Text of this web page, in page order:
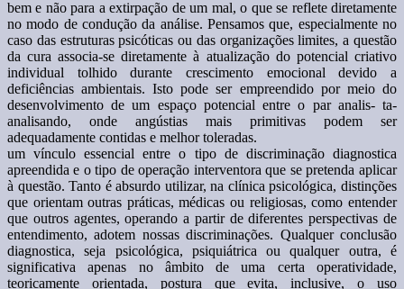
bem e não para a extirpação de um mal, o que se reflete diretamente
no modo de condução da análise. Pensamos que, especialmente no
caso das estruturas psicóticas ou das organizações limites, a questão
da cura associa-se diretamente à atualização do potencial criativo
individual tolhido durante crescimento emocional devido a
deficiências ambientais. Isto pode ser empreendido por meio do
desenvolvimento de um espaço potencial entre o par analis- ta-
analisando, onde angústias mais primitivas podem ser
adequadamente contidas e melhor toleradas.
um vínculo essencial entre o tipo de discriminação diagnostica
apreendida e o tipo de operação interventora que se pretenda aplicar
à questão. Tanto é absurdo utilizar, na clínica psicológica, distinções
que orientam outras práticas, médicas ou religiosas, como entender
que outros agentes, operando a partir de diferentes perspectivas de
entendimento, adotem nossas discriminações. Qualquer conclusão
diagnostica, seja psicológica, psiquiátrica ou qualquer outra, é
significativa apenas no âmbito de uma certa operatividade,
teoricamente orientada, postura que evita, inclusive, o uso